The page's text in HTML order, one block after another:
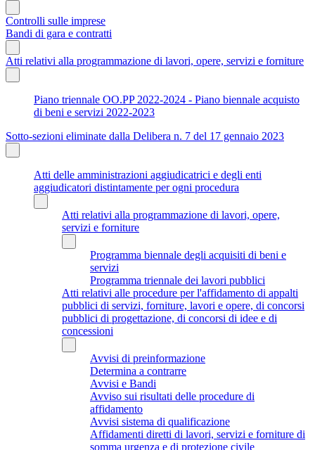
Controlli sulle imprese
Bandi di gara e contratti
Atti relativi alla programmazione di lavori, opere, servizi e forniture
Piano triennale OO.PP 2022-2024 - Piano biennale acquisto
di beni e servizi 2022-2023
Sotto-sezioni eliminate dalla Delibera n. 7 del 17 gennaio 2023
Atti delle amministrazioni aggiudicatrici e degli enti
aggiudicatori distintamente per ogni procedura
Atti relativi alla programmazione di lavori, opere,
servizi e forniture
Programma biennale degli acquisiti di beni e
servizi
Programma triennale dei lavori pubblici
Atti relativi alle procedure per l'affidamento di appalti
pubblici di servizi, forniture, lavori e opere, di concorsi
pubblici di progettazione, di concorsi di idee e di
concessioni
Avvisi di preinformazione
Determina a contrarre
Avvisi e Bandi
Avviso sui risultati delle procedure di
affidamento
Avvisi sistema di qualificazione
Affidamenti diretti di lavori, servizi e forniture di
somma urgenza e di protezione civile